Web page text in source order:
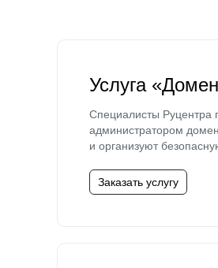
Услуга
Специалисты Руцентра
администратором
и организуют
Заказать услугу